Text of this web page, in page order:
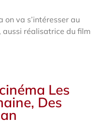
on va s’intéresser au
aussi réalisatrice du film
Les
Des